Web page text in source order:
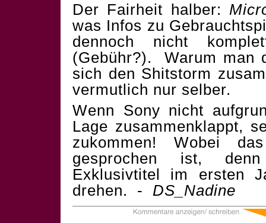
Der Fairheit halber:
was Infos zu
dennoch nicht
(Gebühr?). Warum man
sich den Shitstorm
vermutlich nur selber.
Wenn Sony nicht
Lage zusammenklappt,
zukommen! Wobei
gesprochen ist,
Exklusivtitel im ersten
drehen. - DS_Nadine